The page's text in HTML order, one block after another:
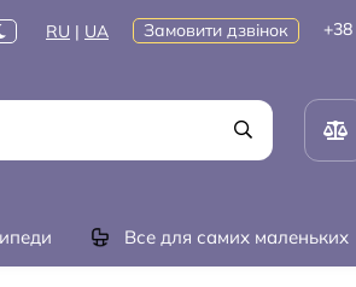
RU | UA Замовити дзвінок
Все для самих маленьких